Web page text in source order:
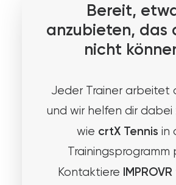
Bereit,
anzubieten, das
nicht
Jeder Trainer arbeitet
und wir helfen dir dabei
wie crtX Tennis in
Trainingsprogramm
Kontaktiere IMPROVR